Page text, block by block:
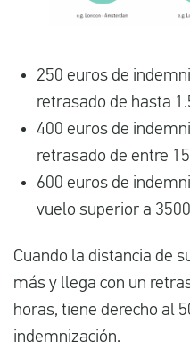
250 euros de
retrasado de hasta
400 euros de
retrasado de entre
600 euros de
vuelo superior a
Cuando la distancia de
más y llega con un
horas, tiene derecho al
indemnización.